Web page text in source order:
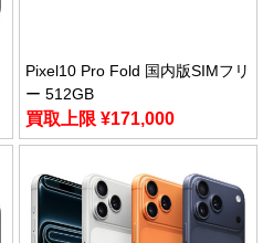
Pixel10 Pro Fold 国内版SIMフリ
ー 512GB
買取上限 ¥171,000